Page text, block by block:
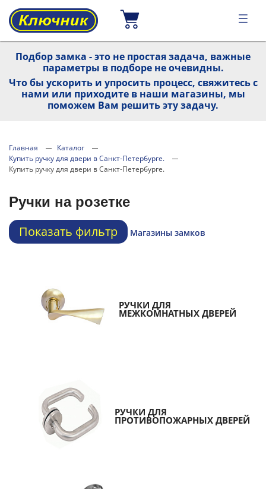
Подбор замка - это не простая задача, важные
параметры в подборе не очевидны.
Что бы ускорить и упросить процесс, свяжитесь с
нами или приходите в наши магазины, мы
поможем Вам решить эту задачу.
Главная
Каталог
Купить ручку для двери в Санкт-Петербурге.
Купить ручку для двери в Санкт-Петербурге.
Ручки на розетке
Показать фильтр
Магазины замков
РУЧКИ ДЛЯ
МЕЖКОМНАТНЫХ ДВЕРЕЙ
РУЧКИ ДЛЯ
ПРОТИВОПОЖАРНЫХ ДВЕРЕЙ